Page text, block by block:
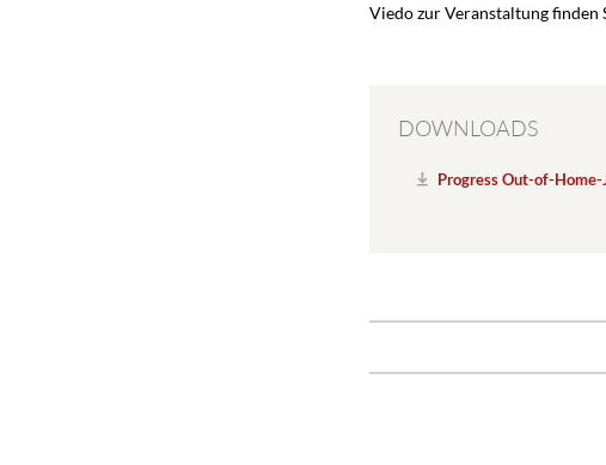
Viedo zur Veranstaltung finden
DOWNLOADS
Progress Out-of-